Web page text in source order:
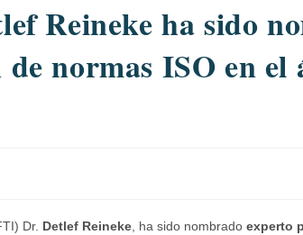
Reineke ha sido
normas ISO en el
Dr. Detlef Reineke , ha sido nombrado experto